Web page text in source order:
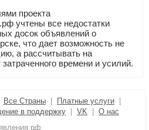
проекта
учтены все недостатки
досок объявлений о
что дает возможность не
а рассчитывать на
времени и усилий.
Все Страны Платные услуги
в поддержку VK
О нас